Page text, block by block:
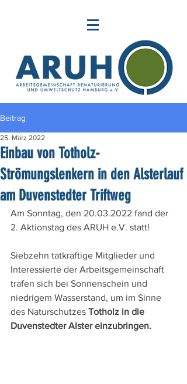
Beitrag
Einbau von Totholz-
Strömungslenkern in den Alsterlauf
am Duvenstedter Triftweg
25. März 2022
Am Sonntag, den 20.03.2022 fand der
2. Aktionstag des ARUH e.V. statt!
Siebzehn tatkräftige Mitglieder und
Interessierte der Arbeitsgemeinschaft
trafen sich bei Sonnenschein und
niedrigem Wasserstand, um im Sinne
des Naturschutzes Totholz in die
Duvenstedter Alster einzubringen.